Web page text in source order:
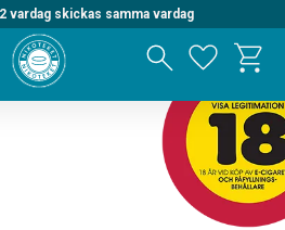
vardag skickas samma vardag